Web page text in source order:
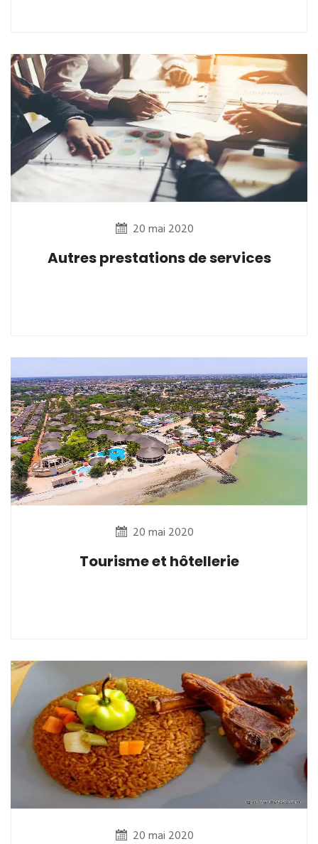
20 mai 2020
Autres prestations de services
20 mai 2020
Tourisme et hôtellerie
20 mai 2020